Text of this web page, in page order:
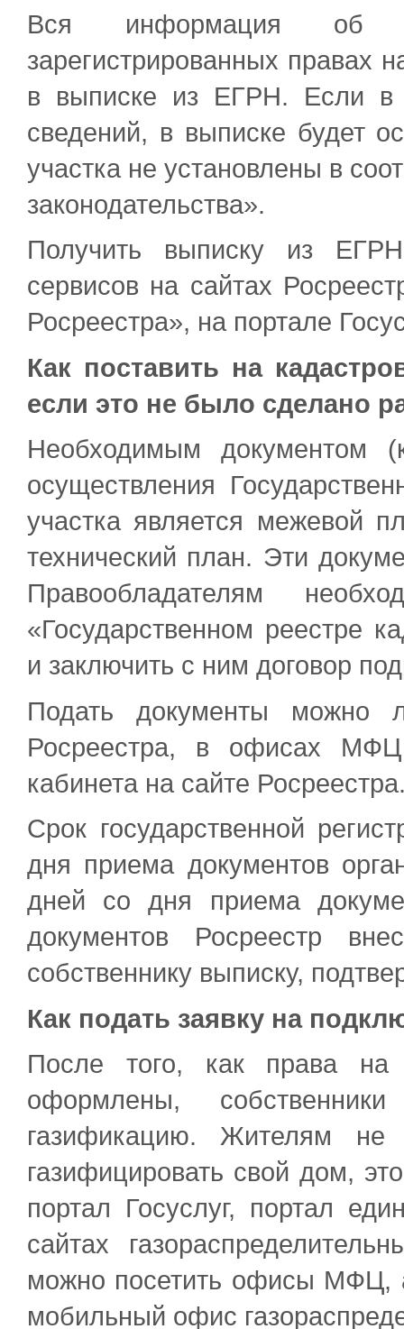
Вся информация об
зарегистрированных правах
в выписке из ЕГРН. Если в
сведений, в выписке будет
участка не установлены в
законодательства».
Получить выписку из
сервисов на сайтах
Росреестра», на портале
Как поставить на
если это не было сделано
Необходимым документом
осуществления
участка является межевой
технический план. Эти
Правообладателям
«Государственном реестре
и заключить с ним договор
Подать документы можно
Росреестра, в офисах
кабинета на сайте
Срок государственной
дня приема документов
дней со дня приема
документов Росреестр
собственнику выписку,
Как подать заявку на
После того, как права
оформлены,
газификацию. Жителям не
газифицировать свой дом,
портал Госуслуг, портал
сайтах
можно посетить офисы МФЦ,
мобильный офис